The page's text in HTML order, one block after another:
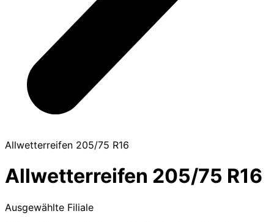
Allwetterreifen 205/75 R16
Allwetterreifen 205/75 R16
Ausgewählte Filiale